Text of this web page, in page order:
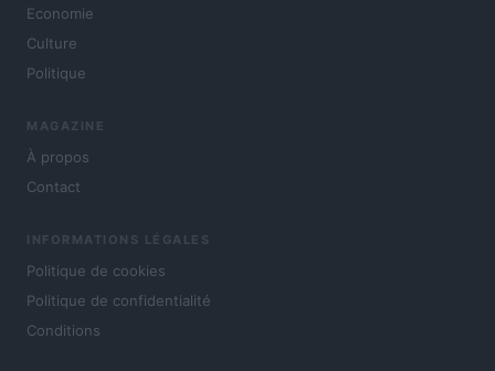
Economie
Culture
Politique
MAGAZINE
À propos
Contact
INFORMATIONS LÉGALES
Politique de cookies
Politique de confidentialité
Conditions